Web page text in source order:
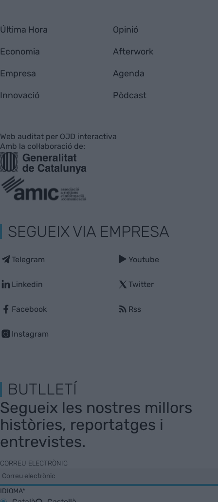
Última Hora
Economia
Empresa
Innovació
Opinió
Afterwork
Agenda
Pòdcast
Web auditat per OJD interactiva
Amb la col·laboració de:
SEGUEIX VIA EMPRESA
Telegram
Linkedin
Facebook
Instagram
Youtube
Twitter
Rss
BUTLLETÍ
Segueix les nostres millors
històries, reportatges i
entrevistes.
CORREU ELECTRÒNIC
IDIOMA*